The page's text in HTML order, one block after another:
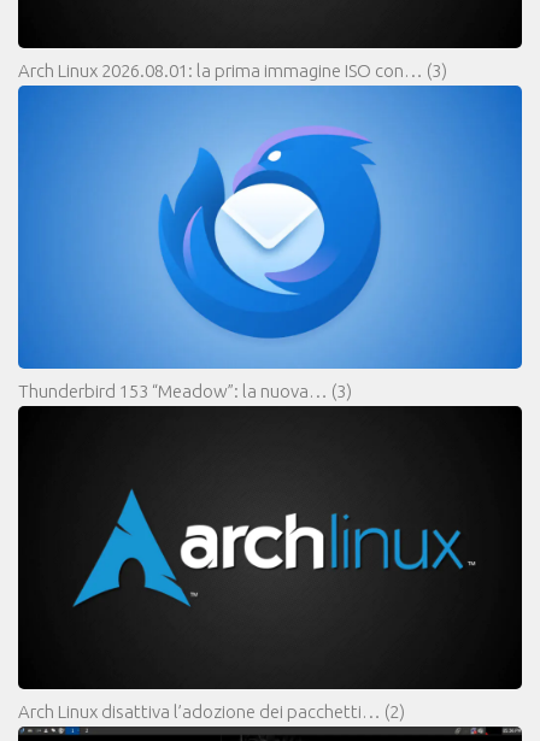
Arch Linux 2026.08.01: la prima immagine ISO con… (3)
Thunderbird 153 “Meadow”: la nuova… (3)
Arch Linux disattiva l’adozione dei pacchetti… (2)